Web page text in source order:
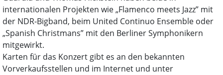
internationalen Projekten wie „Flamenco meets Jazz” mit
der NDR-Bigband, beim United Continuo Ensemble oder
„Spanish Christmans” mit den Berliner Symphonikern
mitgewirkt.
Karten für das Konzert gibt es an den bekannten
Vorverkaufsstellen und im Internet und unter